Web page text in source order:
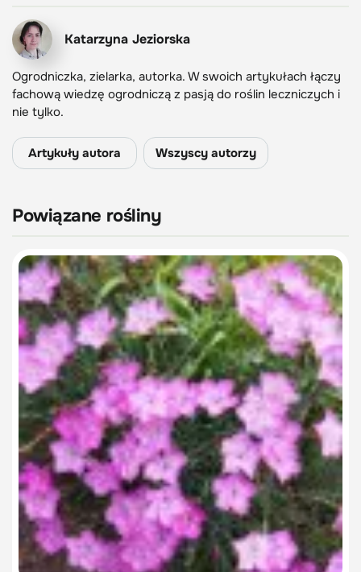
Katarzyna Jeziorska
Ogrodniczka, zielarka, autorka. W swoich artykułach łączy
fachową wiedzę ogrodniczą z pasją do roślin leczniczych i
nie tylko.
Artykuły autora Wszyscy autorzy
Powiązane rośliny